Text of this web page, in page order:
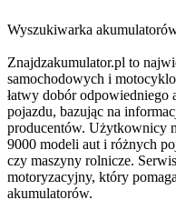
Wyszukiwarka
Znajdzakumulator.pl to
samochodowych i
łatwy dobór odpowiedniego
pojazdu, bazując na
producentów. Użytkownicy
9000 modeli aut i różnych
czy maszyny rolnicze.
motoryzacyjny, który
akumulatorów.